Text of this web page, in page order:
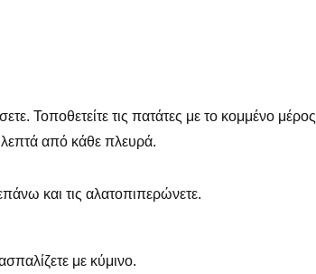
Τοποθετείτε τις πατάτες με το κομμένο μέρος
από κάθε πλευρά.
και τις αλατοπιπερώνετε.
με κύμινο.